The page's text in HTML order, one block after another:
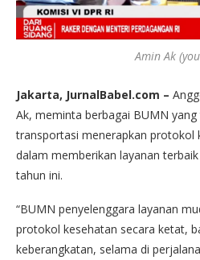
Amin Ak
Jakarta, JurnalBabel.com –
Ak, meminta berbagai BUMN
transportasi menerapkan protokol
dalam memberikan layanan
tahun ini.
“BUMN penyelenggara layanan
protokol kesehatan secara ketat,
keberangkatan, selama di